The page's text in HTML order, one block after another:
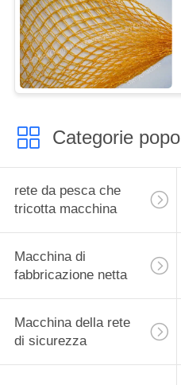
Categorie
rete da pesca che
tricotta macchina
Macchina di
fabbricazione netta
Macchina della rete
di sicurezza